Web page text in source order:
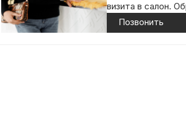
визита в салон.
Позвонить